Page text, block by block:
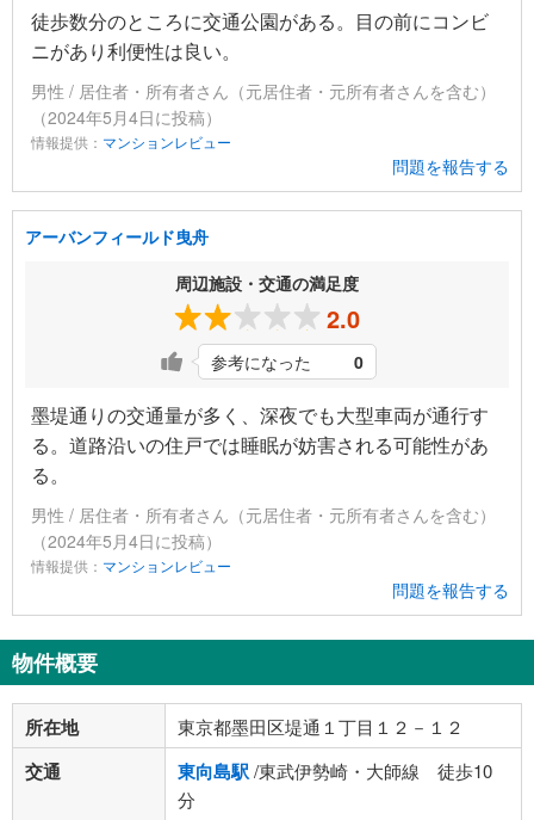
徒歩数分のところに交通公園がある。目の前にコンビ
ニがあり利便性は良い。
男性 / 居住者・所有者さん（元居住者・元所有者さんを含む）
（2024年5月4日に投稿）
情報提供： マンションレビュー
問題を報告する
アーバンフィールド曳舟
周辺施設・交通の満足度
2.0
参考になった 0
墨堤通りの交通量が多く、深夜でも大型車両が通行す
る。道路沿いの住戸では睡眠が妨害される可能性があ
る。
男性 / 居住者・所有者さん（元居住者・元所有者さんを含む）
（2024年5月4日に投稿）
情報提供： マンションレビュー
問題を報告する
物件概要
所在地 東京都墨田区堤通１丁目１２－１２
交通 東向島駅/東武伊勢崎・大師線 徒歩10
分